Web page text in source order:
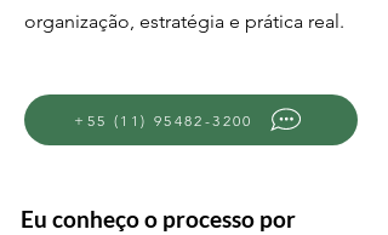
organização, estratégia e prática real.
+55 (11) 95482-3200
Eu conheço o processo por